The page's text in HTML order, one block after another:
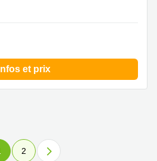
Infos et prix
2